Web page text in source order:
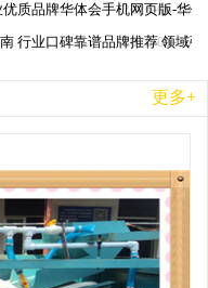
2026-06-26
质品牌华体会手机网页版-华
2026-06-26
行业口碑靠谱品牌推荐 领域
更多+